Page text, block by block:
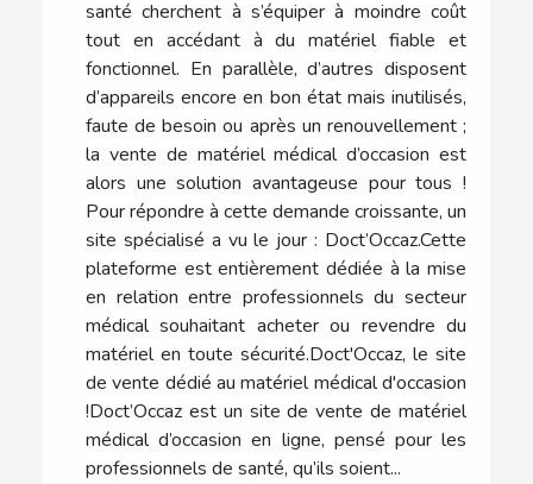
santé cherchent à s’équiper à moindre coût
tout en accédant à du matériel fiable et
fonctionnel. En parallèle, d’autres disposent
d’appareils encore en bon état mais inutilisés,
faute de besoin ou après un renouvellement ;
la vente de matériel médical d’occasion est
alors une solution avantageuse pour tous !
Pour répondre à cette demande croissante, un
site spécialisé a vu le jour : Doct’Occaz.Cette
plateforme est entièrement dédiée à la mise
en relation entre professionnels du secteur
médical souhaitant acheter ou revendre du
matériel en toute sécurité.Doct'Occaz, le site
de vente dédié au matériel médical d'occasion
!Doct’Occaz est un site de vente de matériel
médical d’occasion en ligne, pensé pour les
professionnels de santé, qu’ils soient...